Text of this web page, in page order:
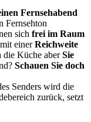
Fernsehabend
Fernsehton
sich frei im Raum
einerReichweite
die Küche aberSie
Schauen Sie doch
Senders wird die
zurück, setzt